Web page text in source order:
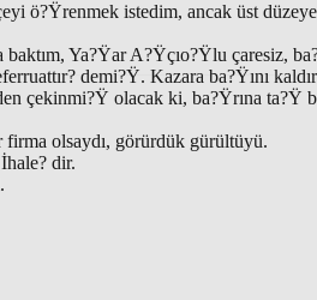
ö?Ÿrenmek istedim, ancak üst
baktım, Ya?Ÿar A?Ÿçıo?Ÿlu çaresiz,
demi?Ÿ. Kazara ba?Ÿını
çekinmi?Ÿ olacak ki, ba?Ÿrına ta?Ÿ
firma olsaydı, görürdük gürültüyü.
dir.